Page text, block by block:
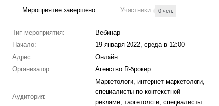
Мероприятие завершено Участники 0 чел.
Тип мероприятия:
Вебинар
Начало:
19 января 2022, среда в 12:00
Адрес:
Онлайн
Организатор:
Агенство R-брокер
Аудитория:
Маркетологи, интернет-маркетологи,
специалисты по контекстной
рекламе, таргетологи, специалисты